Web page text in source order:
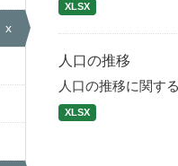
x
XLSX
人口の推移
人口の推移に関す
XLSX